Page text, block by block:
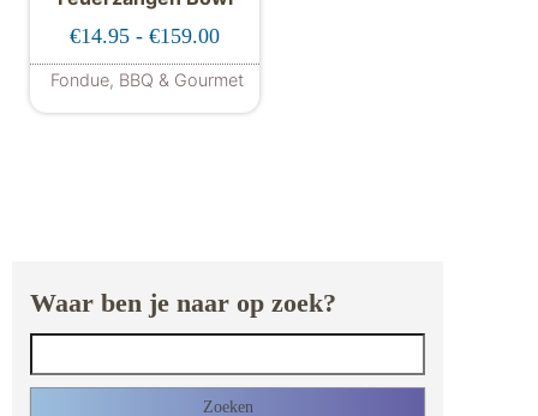
€14.95 - €159.00Prijsklasse: €14.95 tot €159.00
Fondue, BBQ & Gourmet
Dit product heeft meerdere variaties.
Waar ben je naar op zoek?